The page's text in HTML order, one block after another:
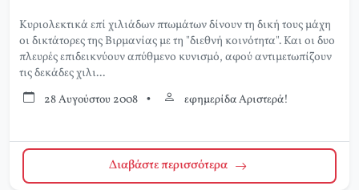
Κυριολεκτικά επί χιλιάδων πτωμάτων δίνουν τη δική τους μάχη
οι δικτάτορες της Βιρμανίας με τη "διεθνή κοινότητα". Και οι δυο
πλευρές επιδεικνύουν απύθμενο κυνισμό, αφού αντιμετωπίζουν
τις δεκάδες χιλι...
28 Αυγούστου 2008 • εφημερίδα Αριστερά!
Διαβάστε περισσότερα